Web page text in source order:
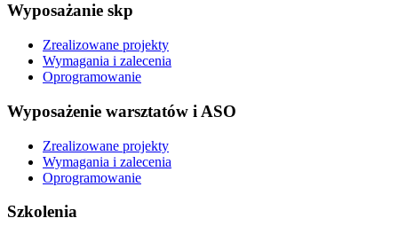
Wyposażanie skp
Zrealizowane projekty
Wymagania i zalecenia
Oprogramowanie
Wyposażenie warsztatów i ASO
Zrealizowane projekty
Wymagania i zalecenia
Oprogramowanie
Szkolenia